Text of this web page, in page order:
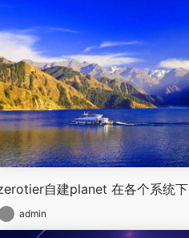
自建planet 在各个系统
admin